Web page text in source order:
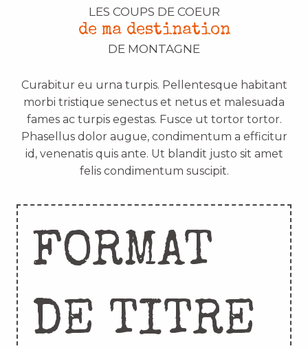
LES COUPS DE COEUR
de ma destination
DE MONTAGNE
Curabitur eu urna turpis. Pellentesque habitant
morbi tristique senectus et netus et malesuada
fames ac turpis egestas. Fusce ut tortor tortor.
Phasellus dolor augue, condimentum a efficitur
id, venenatis quis ante. Ut blandit justo sit amet
felis condimentum suscipit.
FORMAT
DE TITRE